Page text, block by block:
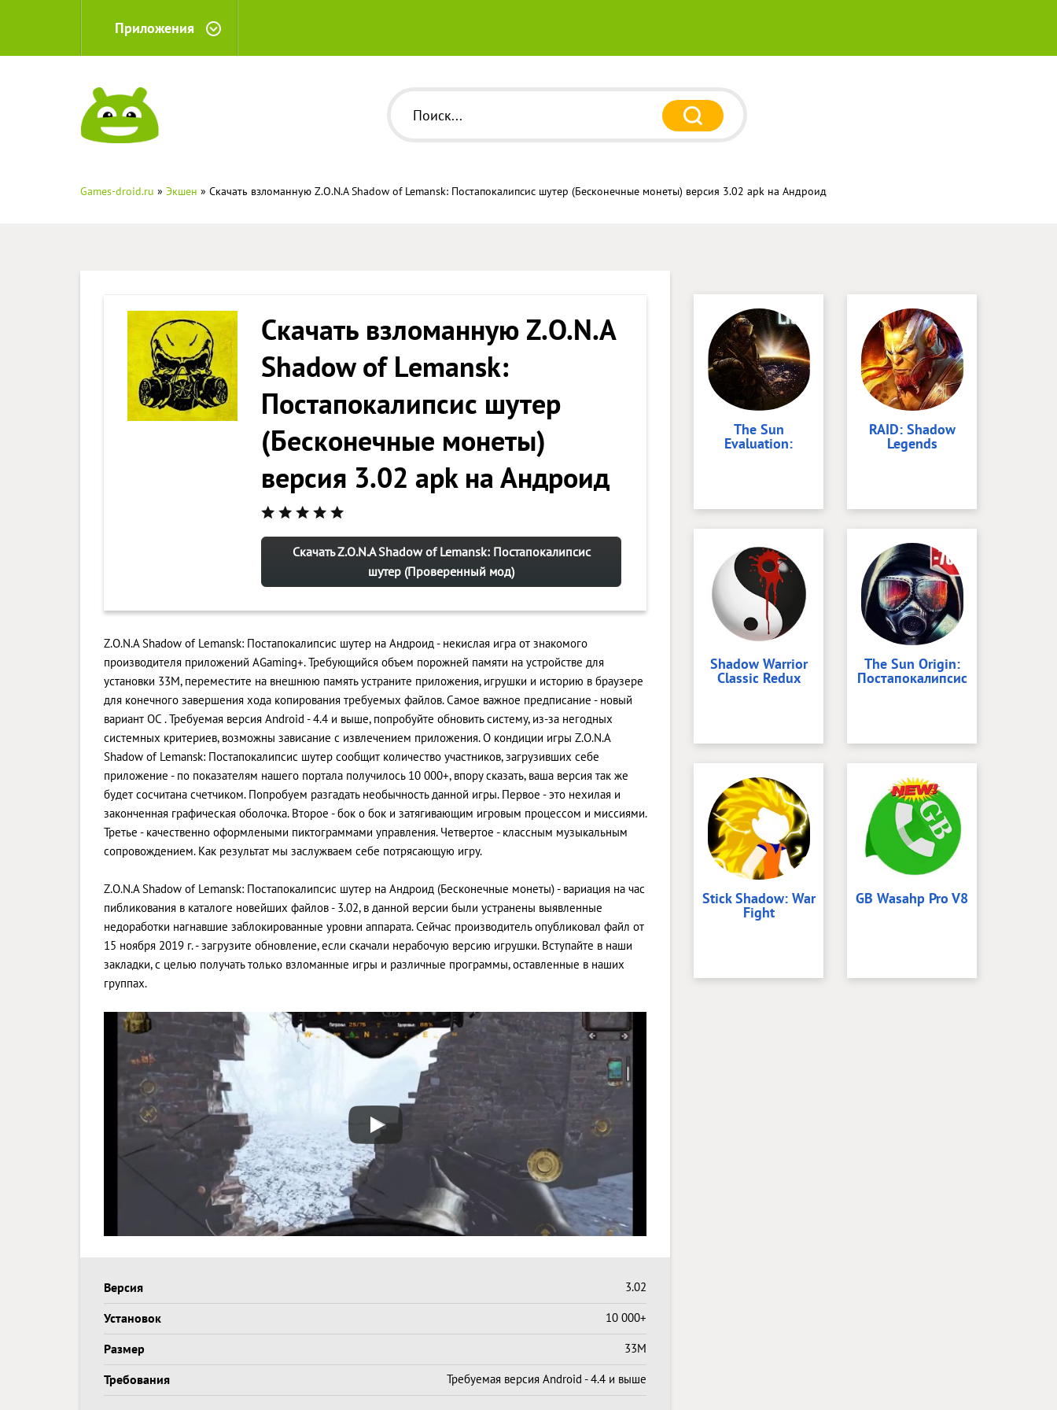
Приложения
Games-droid.ru » Экшен » Скачать взломанную Z.O.N.A Shadow of Lemansk: Постапокалипсис шутер (Бесконечные монеты) версия 3.02 apk на Андроид
Скачать взломанную Z.O.N.A
Shadow of Lemansk:
Постапокалипсис шутер
(Бесконечные монеты)
версия 3.02 apk на Андроид
Скачать Z.O.N.A Shadow of Lemansk: Постапокалипсис
шутер (Проверенный мод)
Z.O.N.A Shadow of Lemansk: Постапокалипсис шутер на Андроид - некислая игра от знакомого
производителя приложений AGaming+. Требующийся объем порожней памяти на устройстве для
установки 33M, переместите на внешнюю память устраните приложения, игрушки и историю в браузере
для конечного завершения хода копирования требуемых файлов. Самое важное предписание - новый
вариант ОС . Требуемая версия Android - 4.4 и выше, попробуйте обновить систему, из-за негодных
системных критериев, возможны зависание с извлечением приложения. О кондиции игры Z.O.N.A
Shadow of Lemansk: Постапокалипсис шутер сообщит количество участников, загрузивших себе
приложение - по показателям нашего портала получилось 10 000+, впору сказать, ваша версия так же
будет сосчитана счетчиком. Попробуем разгадать необычность данной игры. Первое - это нехилая и
законченная графическая оболочка. Второе - бок о бок и затягивающим игровым процессом и миссиями.
Третье - качественно оформлеными пиктограммами управления. Четвертое - классным музыкальным
сопровождением. Как результат мы заслужваем себе потрясающую игру.
Z.O.N.A Shadow of Lemansk: Постапокалипсис шутер на Андроид (Бесконечные монеты) - вариация на час
пибликования в каталоге новейших файлов - 3.02, в данной версии были устранены выявленные
недоработки нагнавшие заблокированные уровни аппарата. Сейчас производитель опубликовал файл от
15 ноября 2019 г. - загрузите обновление, если скачали нерабочую версию игрушки. Вступайте в наши
закладки, с целью получать только взломанные игры и различные программы, оставленные в наших
группах.
Версия 3.02
Установок 10 000+
Размер 33M
Требования Требуемая версия Android - 4.4 и выше
The Sun
Evaluation:
RAID: Shadow
Legends
Shadow Warrior
Classic Redux
The Sun Origin:
Постапокалипсис
Stick Shadow: War
Fight
GB Wasahp Pro V8